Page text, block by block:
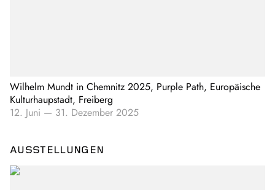
Wilhelm Mundt in Chemnitz 2025, Purple Path, Europäische
Kulturhaupstadt, Freiberg
12. Juni — 31. Dezember 2025
AUSSTELLUNGEN